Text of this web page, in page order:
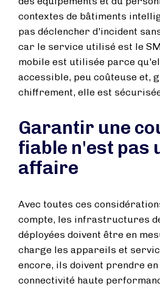
contextes de bâtiments
pas déclencher d'incident
car le service utilisé est le
mobile est utilisée parce
accessible, peu coûteuse et,
chiffrement, elle est
Garantir une
fiable n'est pas
affaire
Avec toutes ces
compte, les infrastructures
déployées doivent être en
charge les appareils et
encore, ils doivent prendre
connectivité haute